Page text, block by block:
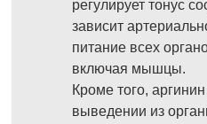
регулирует тонус
зависит
питание всех
включая мышцы.
Кроме того, аргинин
выведении из